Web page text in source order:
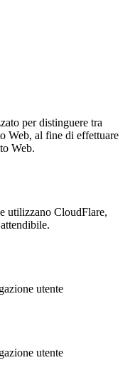
per distinguere tra
Web, al fine di effettuare
Web.
utilizzano CloudFlare,
utente
utente